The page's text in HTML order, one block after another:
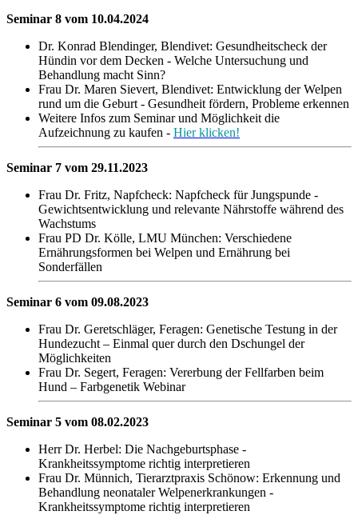
Seminar 8 vom 10.04.2024
Dr. Konrad Blendinger, Blendivet: Gesundheitscheck der
Hündin vor dem Decken - Welche Untersuchung und
Behandlung macht Sinn?
Frau Dr. Maren Sievert, Blendivet: Entwicklung der Welpen
rund um die Geburt - Gesundheit fördern, Probleme erkennen
Weitere Infos zum Seminar und Möglichkeit die
Aufzeichnung zu kaufen - Hier klicken!
Seminar 7 vom 29.11.2023
Frau Dr. Fritz, Napfcheck: Napfcheck für Jungspunde -
Gewichtsentwicklung und relevante Nährstoffe während des
Wachstums
Frau PD Dr. Kölle, LMU München: Verschiedene
Ernährungsformen bei Welpen und Ernährung bei
Sonderfällen
Seminar 6 vom 09.08.2023
Frau Dr. Geretschläger, Feragen: Genetische Testung in der
Hundezucht – Einmal quer durch den Dschungel der
Möglichkeiten
Frau Dr. Segert, Feragen: Vererbung der Fellfarben beim
Hund – Farbgenetik Webinar
Seminar 5 vom 08.02.2023
Herr Dr. Herbel: Die Nachgeburtsphase -
Krankheitssymptome richtig interpretieren
Frau Dr. Münnich, Tierarztpraxis Schönow: Erkennung und
Behandlung neonataler Welpenerkrankungen -
Krankheitssymptome richtig interpretieren